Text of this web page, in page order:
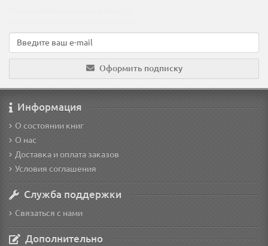
Оформить подписку
Информация
О состоянии книг
О нас
Доставка и оплата заказов
Условия соглашения
Служба поддержки
Связаться с нами
Дополнительно